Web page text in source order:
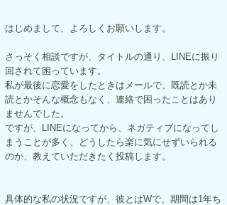
はじめまして、よろしくお願いします。
さっそく相談ですが、タイトルの通り、LINEに振り
回されて困っています。
私が最後に恋愛をしたときはメールで、既読とか未
読とかそんな概念もなく、連絡で困ったことはあり
ませんでした。
ですが、LINEになってから、ネガティブになってし
まうことが多く、どうしたら楽に気にせずいられる
のか、教えていただきたく投稿します。
具体的な私の状況ですが、彼とはWで、期間は1年ち